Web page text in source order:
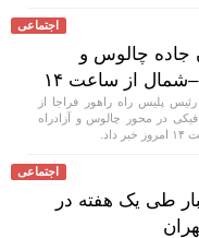
اجتماعی
چالوس و
از ساعت ۱۴
رئیس پلیس راه راهور فراجا از
در محور چالوس و آزادراه
اجتماعی
طی یک هفته در